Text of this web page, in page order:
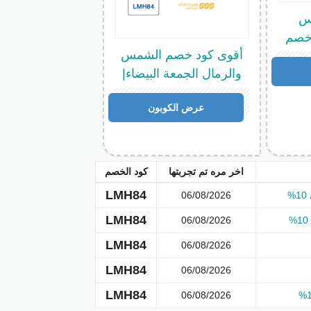
خصم سن اند ساند سبورتس
LMH84على مجموعة واسعة من
الأحذية الرياضية للرجال والنساء، بما في
شهيرة.
تيشرتات، شورتات، جاكيتات رياضية، سراويل
التمرين.
الأدوات الرياضية الخاصة بالتمارين
لتحسين أدائك الرياضي.
مما يساعدك في تحسين تجربتك الرياضية
سبورتس رمضانLMH84
باتباع هذه الخطوات
أقوى كود خصم الشمس
والرمال الجمعة البيضاء|
خصم إضافي 10%
عرض الكوبون
خصم
اخر مره تم تجربتها كود الخصم
06/08/2026
LMH84
06/08/2026
LMH84
06/08/2026
LMH84
06/08/2026
LMH84
06/08/2026
LMH84